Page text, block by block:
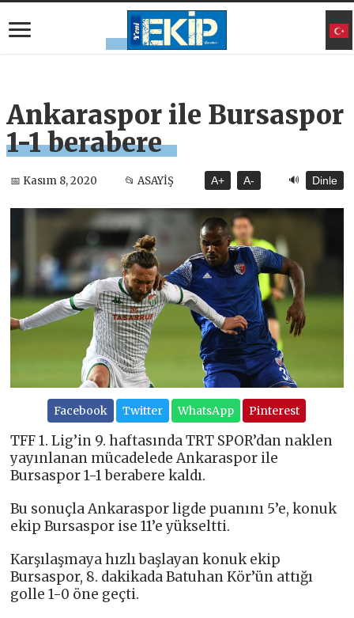
Ankaraspor ile Bursaspor
1-1 berabere
📅 Kasım 8, 2020 📂 ASAYİŞ A+ A- 🔊 Dinle
Facebook Twitter WhatsApp Pinterest
TFF 1. Lig’in 9. haftasında TRT SPOR’dan naklen
yayınlanan mücadelede Ankaraspor ile
Bursaspor 1-1 berabere kaldı.
Bu sonuçla Ankaraspor ligde puanını 5’e, konuk
ekip Bursaspor ise 11’e yükseltti.
Karşılaşmaya hızlı başlayan konuk ekip
Bursaspor, 8. dakikada Batuhan Kör’ün attığı
golle 1-0 öne geçti.